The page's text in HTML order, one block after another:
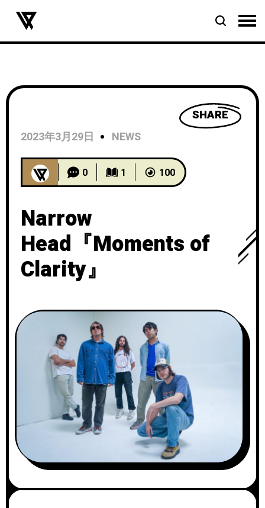
SHARE
2023年3月29日
NEWS
0 1 100
Narrow
Head『Moments of
Clarity』